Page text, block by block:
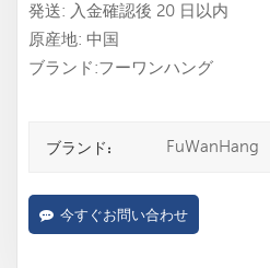
発送: 入金確認後 20 日以内
原産地: 中国
ブランド:フーワンハング
ブランド: FuWanHang
今すぐお問い合わせ